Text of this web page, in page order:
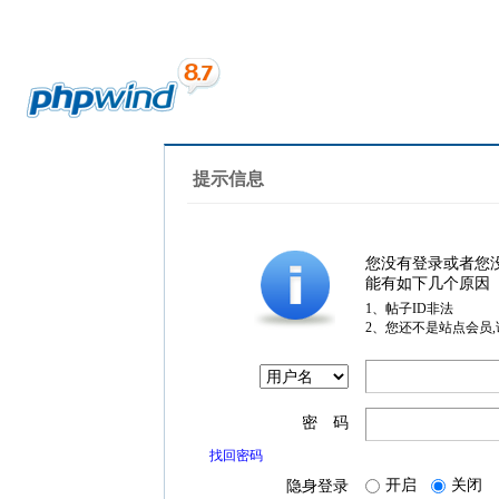
提示信息
您没有登录或者您
能有如下几个原因
1、帖子ID非法
2、您还不是站点会员
密 码
找回密码
隐身登录 开启 关闭